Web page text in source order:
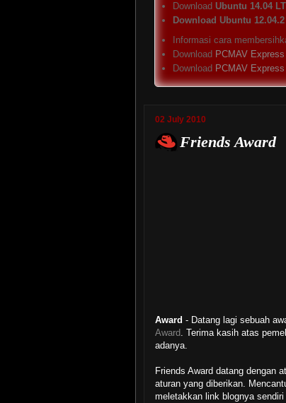
Download Ubuntu 14.04
Download Ubuntu 12.04.2
Informasi cara
Download PCMAV
Download PCMAV
02 July 2010
Friends Award
Award - Datang lagi sebuah
Award. Terima kasih atas
adanya.
Friends Award datang dengan
aturan yang diberikan.
meletakkan link blognya